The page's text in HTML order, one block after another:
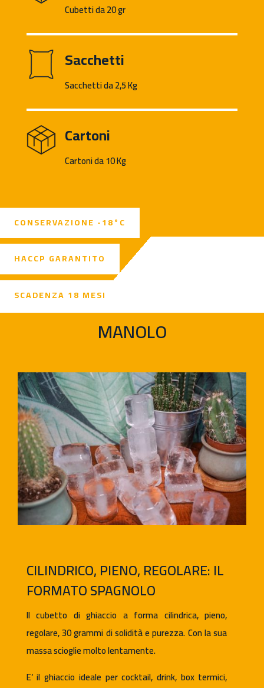
Cubetti da 20 gr
Sacchetti
Sacchetti da 2,5 Kg
Cartoni
Cartoni da 10 Kg
CONSERVAZIONE -18°C
HACCP GARANTITO
SCADENZA 18 MESI
MANOLO
CILINDRICO, PIENO, REGOLARE: IL
FORMATO SPAGNOLO
Il cubetto di ghiaccio a forma cilindrica, pieno,
regolare, 30 grammi di solidità e purezza. Con la sua
massa scioglie molto lentamente.
E’ il ghiaccio ideale per cocktail, drink, box termici,